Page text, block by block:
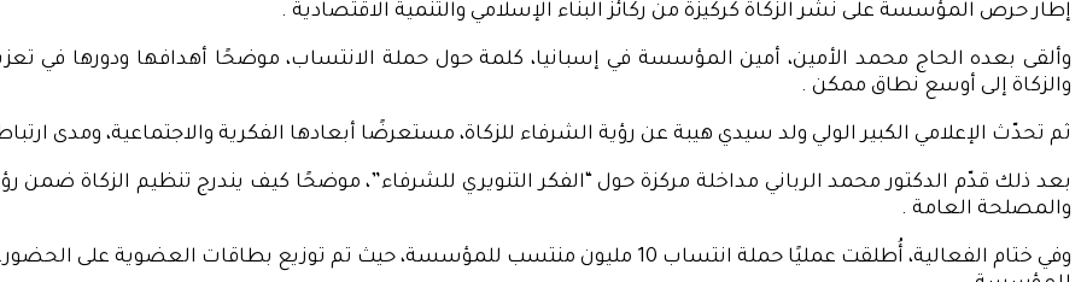
إطار حرص المؤسسة على نشر الزكاة كركيزة من ركائز البناء الإسلامي والتنمية الاقتصادية .
وألقى بعده الحاج محمد الأمين، أمين المؤسسة في إسبانيا، كلمة حول حملة الانتساب، موضحًا أهدافها ودورها في
والزكاة إلى أوسع نطاق ممكن .
ثم تحدّث الإعلامي الكبير الولي ولد سيدي هيبة عن رؤية الشرفاء للزكاة، مستعرضًا أبعادها الفكرية والاجتماعية، ومدى
بعد ذلك قدّم الدكتور محمد الرباني مداخلة مركزة حول “الفكر التنويري للشرفاء”، موضحًا كيف يندرج تنظيم الزكاة
والمصلحة العامة .